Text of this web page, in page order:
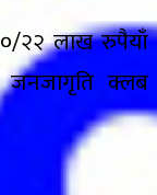
२२ लाख रुपैयाँ
जनजागृति क्लब